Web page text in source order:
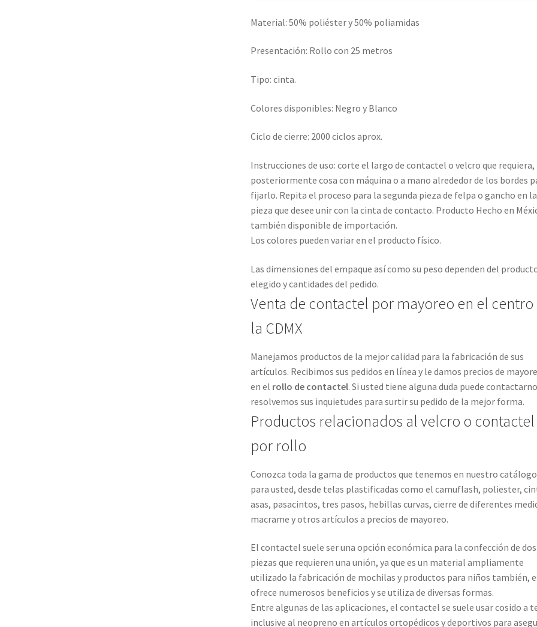
Material: 50% poliéster y 50% poliamidas
Presentación: Rollo con 25 metros
Tipo: cinta.
Colores disponibles: Negro y Blanco
Ciclo de cierre: 2000 ciclos aprox.
Instrucciones de uso: corte el largo de contactel o velcro que requiera,
posteriormente cosa con máquina o a mano alrededor de los bordes
fijarlo. Repita el proceso para la segunda pieza de felpa o gancho en la
pieza que desee unir con la cinta de contacto. Producto Hecho en
también disponible de importación.
Los colores pueden variar en el producto físico.
Las dimensiones del empaque así como su peso dependen del
elegido y cantidades del pedido.
Venta de contactel por mayoreo en el centro
la CDMX
Manejamos productos de la mejor calidad para la fabricación de sus
artículos. Recibimos sus pedidos en línea y le damos precios de
en el rollo de contactel. Si usted tiene alguna duda puede
resolvemos sus inquietudes para surtir su pedido de la mejor forma.
Productos relacionados al velcro o contactel
por rollo
Conozca toda la gama de productos que tenemos en nuestro catálogo
para usted, desde telas plastificadas como el camuflash, poliester,
asas, pasacintos, tres pasos, hebillas curvas, cierre de diferentes
macrame y otros artículos a precios de mayoreo.
El contactel suele ser una opción económica para la confección de dos
piezas que requieren una unión, ya que es un material ampliamente
utilizado la fabricación de mochilas y productos para niños también,
ofrece numerosos beneficios y se utiliza de diversas formas.
Entre algunas de las aplicaciones, el contactel se suele usar cosido a
inclusive al neopreno en artículos ortopédicos y deportivos para